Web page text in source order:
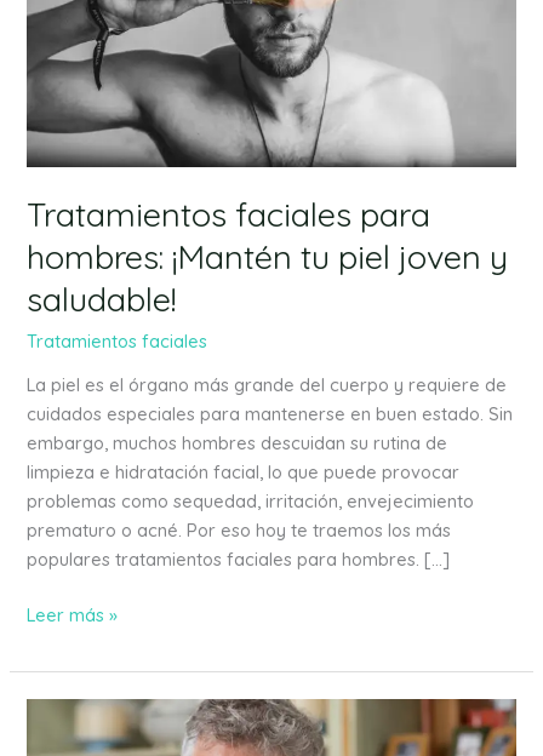
Tratamientos faciales para
hombres: ¡Mantén tu piel joven y
saludable!
Tratamientos faciales
La piel es el órgano más grande del cuerpo y requiere de
cuidados especiales para mantenerse en buen estado. Sin
embargo, muchos hombres descuidan su rutina de
limpieza e hidratación facial, lo que puede provocar
problemas como sequedad, irritación, envejecimiento
prematuro o acné. Por eso hoy te traemos los más
populares tratamientos faciales para hombres. […]
joven
saludable!
Leer más »
Higiene